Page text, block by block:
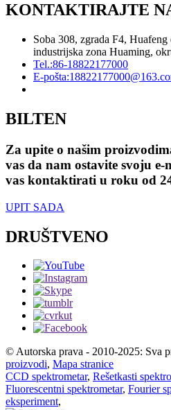
KONTAKTIRAJTE
Soba 308, zgrada F4,
industrijska zona Huaming,
Tel.:86-18822177000
E-pošta:
BILTEN
Za upite o našim
vas da nam ostavite svoju e-
vas kontaktirati u roku od
UPIT SADA
DRUŠTVENO
© Autorska prava - 2010-2025: Sva
proizvodi, Mapa stranice
CCD spektrometar, Rešetkasti
Fluorescentni spektrometar, Fourier
eksperiment,